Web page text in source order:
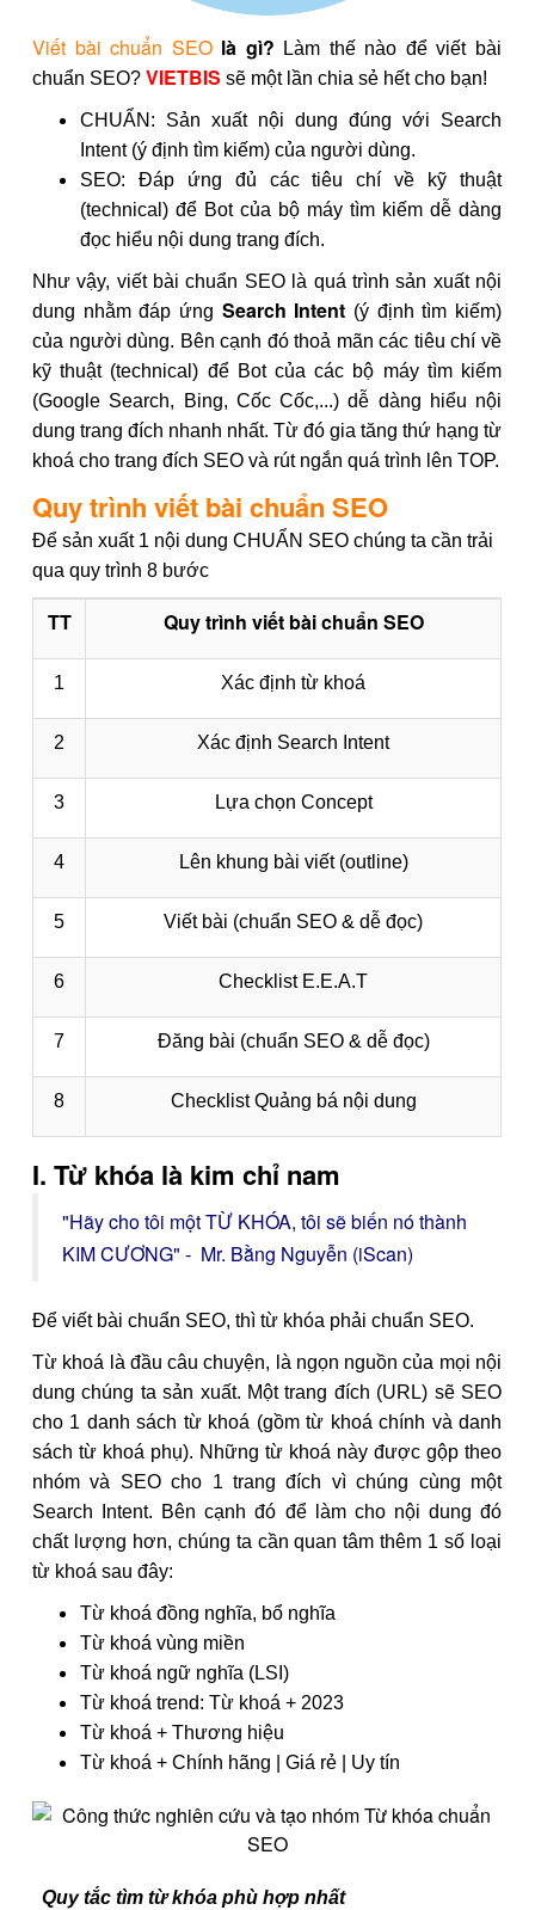
Viết bài chuẩn SEOlà gì? Làm thế nào để viết bài
chuẩn SEO? VIETBIS sẽ một lần chia sẻ hết cho bạn!
CHUẨN: Sản xuất nội dung đúng với Search
Intent (ý định tìm kiếm) của người dùng.
SEO: Đáp ứng đủ các tiêu chí về kỹ thuật
(technical) để Bot của bộ máy tìm kiếm dễ dàng
đọc hiểu nội dung trang đích.
Như vậy, viết bài chuẩn SEO là quá trình sản xuất nội
dung nhằm đáp ứng Search Intent (ý định tìm kiếm)
của người dùng. Bên cạnh đó thoả mãn các tiêu chí về
kỹ thuật (technical) để Bot của các bộ máy tìm kiếm
(Google Search, Bing, Cốc Cốc,...) dễ dàng hiểu nội
dung trang đích nhanh nhất. Từ đó gia tăng thứ hạng từ
khoá cho trang đích SEO và rút ngắn quá trình lên TOP.
Quy trình viết bài chuẩn SEO
Để sản xuất 1 nội dung CHUẨN SEO chúng ta cần trải
qua quy trình 8 bước
TT Quy trình viết bài chuẩn SEO
1 Xác định từ khoá
2 Xác định Search Intent
3 Lựa chọn Concept
4 Lên khung bài viết (outline)
5 Viết bài (chuẩn SEO & dễ đọc)
6 Checklist E.E.A.T
7 Đăng bài (chuẩn SEO & dễ đọc)
8 Checklist Quảng bá nội dung
I. Từ khóa là kim chỉ nam
"Hãy cho tôi một TỪ KHÓA, tôi sẽ biến nó thành
KIM CƯƠNG" - Mr. Bằng Nguyễn (iScan)
Để viết bài chuẩn SEO, thì từ khóa phải chuẩn SEO.
Từ khoá là đầu câu chuyện, là ngọn nguồn của mọi nội
dung chúng ta sản xuất. Một trang đích (URL) sẽ SEO
cho 1 danh sách từ khoá (gồm từ khoá chính và danh
sách từ khoá phụ). Những từ khoá này được gộp theo
nhóm và SEO cho 1 trang đích vì chúng cùng một
Search Intent. Bên cạnh đó để làm cho nội dung đó
chất lượng hơn, chúng ta cần quan tâm thêm 1 số loại
từ khoá sau đây:
Từ khoá đồng nghĩa, bổ nghĩa
Từ khoá vùng miền
Từ khoá ngữ nghĩa (LSI)
Từ khoá trend: Từ khoá + 2023
Từ khoá + Thương hiệu
Từ khoá + Chính hãng | Giá rẻ | Uy tín
Quy tắc tìm từ khóa phù hợp nhất